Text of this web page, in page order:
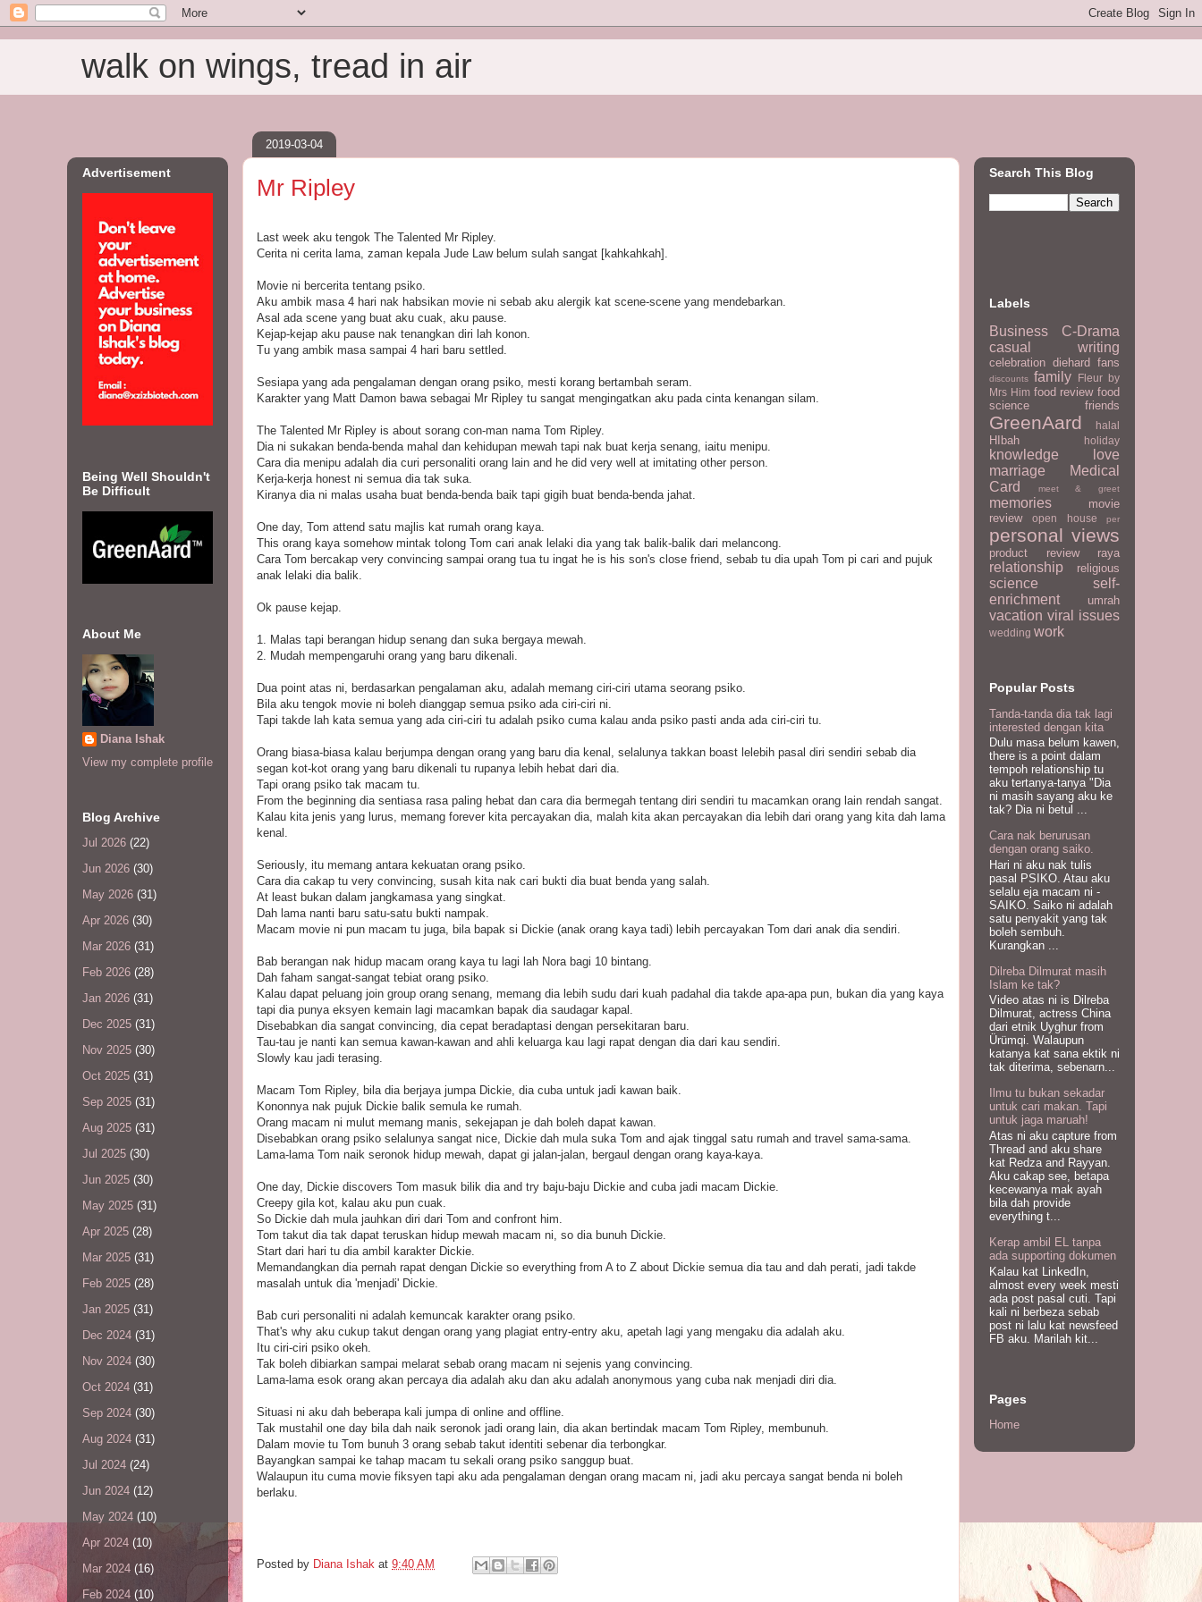
walk on wings, tread in air
2019-03-04
Mr Ripley
Last week aku tengok The Talented Mr Ripley.
Cerita ni cerita lama, zaman kepala Jude Law belum sulah sangat [kahkahkah].
Movie ni bercerita tentang psiko.
Aku ambik masa 4 hari nak habsikan movie ni sebab aku alergik kat scene-scene yang mendebarkan.
Asal ada scene yang buat aku cuak, aku pause.
Kejap-kejap aku pause nak tenangkan diri lah konon.
Tu yang ambik masa sampai 4 hari baru settled.
Sesiapa yang ada pengalaman dengan orang psiko, mesti korang bertambah seram.
Karakter yang Matt Damon bawa sebagai Mr Ripley tu sangat mengingatkan aku pada cinta kenangan silam.
The Talented Mr Ripley is about sorang con-man nama Tom Ripley.
Dia ni sukakan benda-benda mahal dan kehidupan mewah tapi nak buat kerja senang, iaitu menipu.
Cara dia menipu adalah dia curi personaliti orang lain and he did very well at imitating other person.
Kerja-kerja honest ni semua dia tak suka.
Kiranya dia ni malas usaha buat benda-benda baik tapi gigih buat benda-benda jahat.
One day, Tom attend satu majlis kat rumah orang kaya.
This orang kaya somehow mintak tolong Tom cari anak lelaki dia yang tak balik-balik dari melancong.
Cara Tom bercakap very convincing sampai orang tua tu ingat he is his son's close friend, sebab tu dia upah Tom pi cari and pujuk
anak lelaki dia balik.
Ok pause kejap.
1. Malas tapi berangan hidup senang dan suka bergaya mewah.
2. Mudah mempengaruhi orang yang baru dikenali.
Dua point atas ni, berdasarkan pengalaman aku, adalah memang ciri-ciri utama seorang psiko.
Bila aku tengok movie ni boleh dianggap semua psiko ada ciri-ciri ni.
Tapi takde lah kata semua yang ada ciri-ciri tu adalah psiko cuma kalau anda psiko pasti anda ada ciri-ciri tu.
Orang biasa-biasa kalau berjumpa dengan orang yang baru dia kenal, selalunya takkan boast lelebih pasal diri sendiri sebab dia
segan kot-kot orang yang baru dikenali tu rupanya lebih hebat dari dia.
Tapi orang psiko tak macam tu.
From the beginning dia sentiasa rasa paling hebat dan cara dia bermegah tentang diri sendiri tu macamkan orang lain rendah sangat.
Kalau kita jenis yang lurus, memang forever kita percayakan dia, malah kita akan percayakan dia lebih dari orang yang kita dah lama
kenal.
Seriously, itu memang antara kekuatan orang psiko.
Cara dia cakap tu very convincing, susah kita nak cari bukti dia buat benda yang salah.
At least bukan dalam jangkamasa yang singkat.
Dah lama nanti baru satu-satu bukti nampak.
Macam movie ni pun macam tu juga, bila bapak si Dickie (anak orang kaya tadi) lebih percayakan Tom dari anak dia sendiri.
Bab berangan nak hidup macam orang kaya tu lagi lah Nora bagi 10 bintang.
Dah faham sangat-sangat tebiat orang psiko.
Kalau dapat peluang join group orang senang, memang dia lebih sudu dari kuah padahal dia takde apa-apa pun, bukan dia yang kaya
tapi dia punya eksyen kemain lagi macamkan bapak dia saudagar kapal.
Disebabkan dia sangat convincing, dia cepat beradaptasi dengan persekitaran baru.
Tau-tau je nanti kan semua kawan-kawan and ahli keluarga kau lagi rapat dengan dia dari kau sendiri.
Slowly kau jadi terasing.
Macam Tom Ripley, bila dia berjaya jumpa Dickie, dia cuba untuk jadi kawan baik.
Kononnya nak pujuk Dickie balik semula ke rumah.
Orang macam ni mulut memang manis, sekejapan je dah boleh dapat kawan.
Disebabkan orang psiko selalunya sangat nice, Dickie dah mula suka Tom and ajak tinggal satu rumah and travel sama-sama.
Lama-lama Tom naik seronok hidup mewah, dapat gi jalan-jalan, bergaul dengan orang kaya-kaya.
One day, Dickie discovers Tom masuk bilik dia and try baju-baju Dickie and cuba jadi macam Dickie.
Creepy gila kot, kalau aku pun cuak.
So Dickie dah mula jauhkan diri dari Tom and confront him.
Tom takut dia tak dapat teruskan hidup mewah macam ni, so dia bunuh Dickie.
Start dari hari tu dia ambil karakter Dickie.
Memandangkan dia pernah rapat dengan Dickie so everything from A to Z about Dickie semua dia tau and dah perati, jadi takde
masalah untuk dia 'menjadi' Dickie.
Bab curi personaliti ni adalah kemuncak karakter orang psiko.
That's why aku cukup takut dengan orang yang plagiat entry-entry aku, apetah lagi yang mengaku dia adalah aku.
Itu ciri-ciri psiko okeh.
Tak boleh dibiarkan sampai melarat sebab orang macam ni sejenis yang convincing.
Lama-lama esok orang akan percaya dia adalah aku dan aku adalah anonymous yang cuba nak menjadi diri dia.
Situasi ni aku dah beberapa kali jumpa di online and offline.
Tak mustahil one day bila dah naik seronok jadi orang lain, dia akan bertindak macam Tom Ripley, membunuh.
Dalam movie tu Tom bunuh 3 orang sebab takut identiti sebenar dia terbongkar.
Bayangkan sampai ke tahap macam tu sekali orang psiko sanggup buat.
Walaupun itu cuma movie fiksyen tapi aku ada pengalaman dengan orang macam ni, jadi aku percaya sangat benda ni boleh
berlaku.
Posted by Diana Ishak at 9:40 AM
Advertisement
Being Well Shouldn't
Be Difficult
About Me
Diana Ishak
View my complete profile
Blog Archive
Jul 2026 (22)
Jun 2026 (30)
May 2026 (31)
Apr 2026 (30)
Mar 2026 (31)
Feb 2026 (28)
Jan 2026 (31)
Dec 2025 (31)
Nov 2025 (30)
Oct 2025 (31)
Sep 2025 (31)
Aug 2025 (31)
Jul 2025 (30)
Jun 2025 (30)
May 2025 (31)
Apr 2025 (28)
Mar 2025 (31)
Feb 2025 (28)
Jan 2025 (31)
Dec 2024 (31)
Nov 2024 (30)
Oct 2024 (31)
Sep 2024 (30)
Aug 2024 (31)
Jul 2024 (24)
Jun 2024 (12)
May 2024 (10)
Apr 2024 (10)
Mar 2024 (16)
Feb 2024 (10)
Search This Blog
Labels
Business
C-Drama
casual writing
celebration diehard fans
discounts family
Fleur by
Mrs Him food review food
science
friends
GreenAard halal
HIbah holiday
knowledge
love
marriage
Medical
Card
meet & greet
memories
movie
review
open house per
personal views
product review raya
relationship religious
science
self-
enrichment
umrah
vacation viral issues
wedding work
Popular Posts
Tanda-tanda dia tak lagi
interested dengan kita
Dulu masa belum kawen,
there is a point dalam
tempoh relationship tu
aku tertanya-tanya "Dia
ni masih sayang aku ke
tak? Dia ni betul ...
Cara nak berurusan
dengan orang saiko.
Hari ni aku nak tulis
pasal PSIKO. Atau aku
selalu eja macam ni -
SAIKO. Saiko ni adalah
satu penyakit yang tak
boleh sembuh.
Kurangkan ...
Dilreba Dilmurat masih
Islam ke tak?
Video atas ni is Dilreba
Dilmurat, actress China
dari etnik Uyghur from
Ürümqi. Walaupun
katanya kat sana ektik ni
tak diterima, sebenarn...
Ilmu tu bukan sekadar
untuk cari makan. Tapi
untuk jaga maruah!
Atas ni aku capture from
Thread and aku share
kat Redza and Rayyan.
Aku cakap see, betapa
kecewanya mak ayah
bila dah provide
everything t...
Kerap ambil EL tanpa
ada supporting dokumen
Kalau kat LinkedIn,
almost every week mesti
ada post pasal cuti. Tapi
kali ni berbeza sebab
post ni lalu kat newsfeed
FB aku. Marilah kit...
Pages
Home